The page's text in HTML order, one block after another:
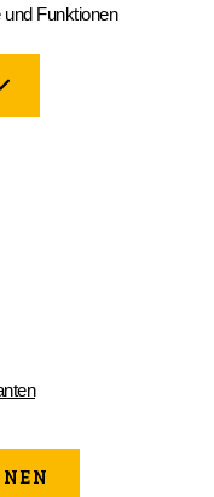
Funktionen